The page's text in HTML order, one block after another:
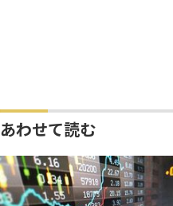
あわせて読む